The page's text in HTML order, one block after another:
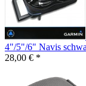
4"/5"/6" Navis
28,00 € *